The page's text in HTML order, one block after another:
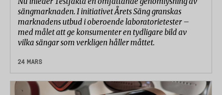
sängmarknaden. I initiativet Årets Säng granskas
marknadens utbud i oberoende laboratorietester –
med målet att ge konsumenter en tydligare bild av
vilka sängar som verkligen håller måttet.
24 MARS